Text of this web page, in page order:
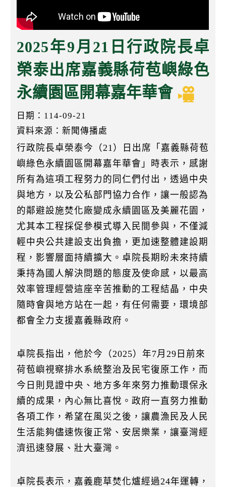
2025年9月21日行政院長卓
榮泰出席嘉義縣荷苞嶼綠色
永續園區開幕嘉年華會
日期：114-09-21
資料來源：新聞傳播處
行政院長卓榮泰今（21）日出席「嘉義縣荷苞
嶼綠色永續園區開幕嘉年華會」時表示，感謝
所有為這項工程努力的同仁們付出，透過中央
與地方，以及公私部門協力合作，讓一般認為
的鄰避設施焚化廠變成永續園區及美麗花園，
尤其本工程採促參模式導入民間參與，不僅減
輕中央公共建設支出負擔，更加速整體建設期
程，影響層面持續擴大。卓院長期盼未來持續
秉持為國人解決問題的態度及使命感，以最高
效率管理經營這座辛苦推動的工程結晶，中央
隨時會與地方站在一起，有任何需要，環境部
都會全力支援嘉義縣政府。
卓院長指出，他於今（2025）年7月29日前來
荷苞嶼視察排水系統整治及民宅復原工作，而
今日則見證中央、地方多年來努力推動環保永
續的成果，內心無比喜悅。政府一直努力推動
各項工作，希望在風災之後，讓農漁民及人民
生活能夠儘速恢復正常、安居樂業，讓臺灣經
濟迅速發展、壯大臺灣。
卓院長表示，嘉義鹿草焚化爐經過24年運轉，